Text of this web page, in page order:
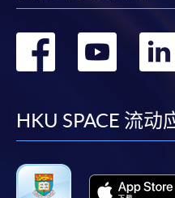
转 转
HKU SPACE 流动